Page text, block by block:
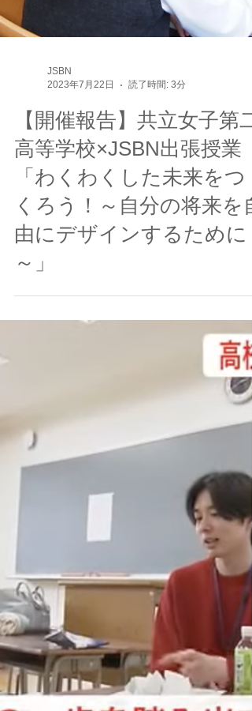
高等学校×JSBN出張授業
「わくわくした未来をつ
くろう！～自分の将来を自
由にデザインするために
～」